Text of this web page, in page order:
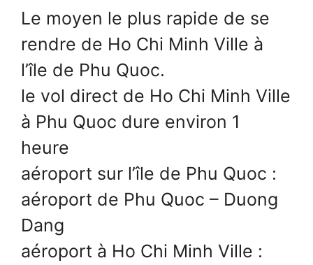
Le moyen le plus rapide de se
rendre de Ho Chi Minh Ville à
l’île de Phu Quoc.
le vol direct de Ho Chi Minh Ville
à Phu Quoc dure environ 1
heure
aéroport sur l’île de Phu Quoc :
aéroport de Phu Quoc – Duong
Dang
aéroport à Ho Chi Minh Ville :